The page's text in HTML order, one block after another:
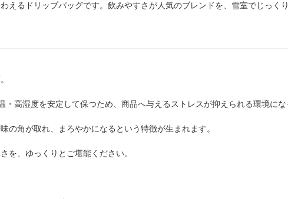
えるドリップバッグです。飲みやすさが人気のブレンドを、雪室でじっく
高湿度を安定して保つため、商品へ与えるストレスが抑えられる環境にな
の角が取れ、まろやかになるという特徴が生まれます。
を、ゆっくりとご堪能ください。